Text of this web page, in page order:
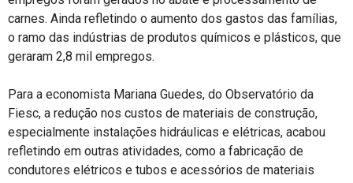
carnes. Ainda refletindo o aumento dos gastos das famílias,
o ramo das indústrias de produtos químicos e plásticos, que
geraram 2,8 mil empregos.
Para a economista Mariana Guedes, do Observatório da
Fiesc, a redução nos custos de materiais de construção,
especialmente instalações hidráulicas e elétricas, acabou
refletindo em outras atividades, como a fabricação de
condutores elétricos e tubos e acessórios de materiais